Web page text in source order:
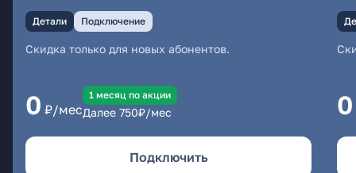
Детали Подключение
Скидка только для новых абонентов.
0 ₽/мес
1 месяц по акции
Далее 750₽/мес
Подключить
0